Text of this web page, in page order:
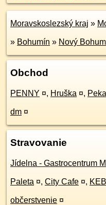
Moravskoslezský kraj »
» Bohumín » Nový
Obchod
PENNY ¤, Hruška ¤,
dm ¤
Stravovanie
Jídelna - Gastrocentrum
Paleta ¤, City Cafe ¤,
občerstvenie ¤